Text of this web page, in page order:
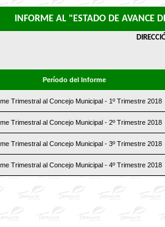
INFORME AL "ESTADO DE AVANCE
Período del Informe
Trimestral al Concejo Municipal - 1º Trimestre 2018
Trimestral al Concejo Municipal - 2º Trimestre 2018
Trimestral al Concejo Municipal - 3º Trimestre 2018
Trimestral al Concejo Municipal - 4º Trimestre 2018